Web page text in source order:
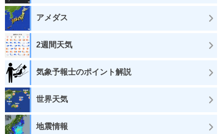
アメダス
2週間天気
気象予報士のポイント解説
世界天気
地震情報